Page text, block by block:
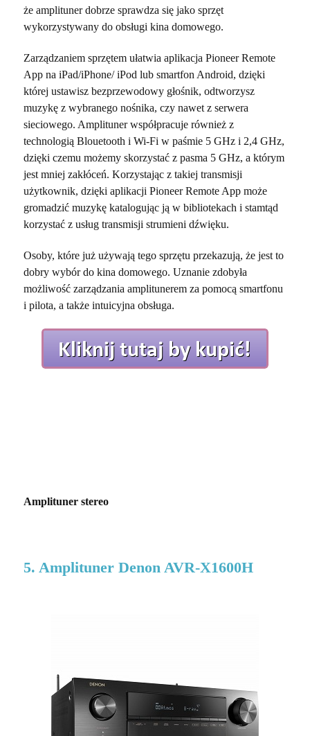
że amplituner dobrze sprawdza się jako sprzęt
wykorzystywany do obsługi kina domowego.
Zarządzaniem sprzętem ułatwia aplikacja Pioneer Remote
App na iPad/iPhone/ iPod lub smartfon Android, dzięki
której ustawisz bezprzewodowy głośnik, odtworzysz
muzykę z wybranego nośnika, czy nawet z serwera
sieciowego. Amplituner współpracuje również z
technologią Blouetooth i Wi-Fi w paśmie 5 GHz i 2,4 GHz,
dzięki czemu możemy skorzystać z pasma 5 GHz, a którym
jest mniej zakłóceń. Korzystając z takiej transmisji
użytkownik, dzięki aplikacji Pioneer Remote App może
gromadzić muzykę katalogując ją w bibliotekach i stamtąd
korzystać z usług transmisji strumieni dźwięku.
Osoby, które już używają tego sprzętu przekazują, że jest to
dobry wybór do kina domowego. Uznanie zdobyła
możliwość zarządzania amplitunerem za pomocą smartfonu
i pilota, a także intuicyjna obsługa.
Amplituner stereo
5. Amplituner Denon AVR-X1600H